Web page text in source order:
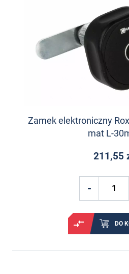
Zamek elektroniczny
mat L-
211,55
DO